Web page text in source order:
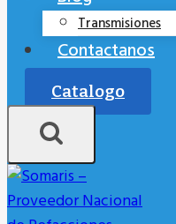
Transmisiones
Contactanos
Catalogo